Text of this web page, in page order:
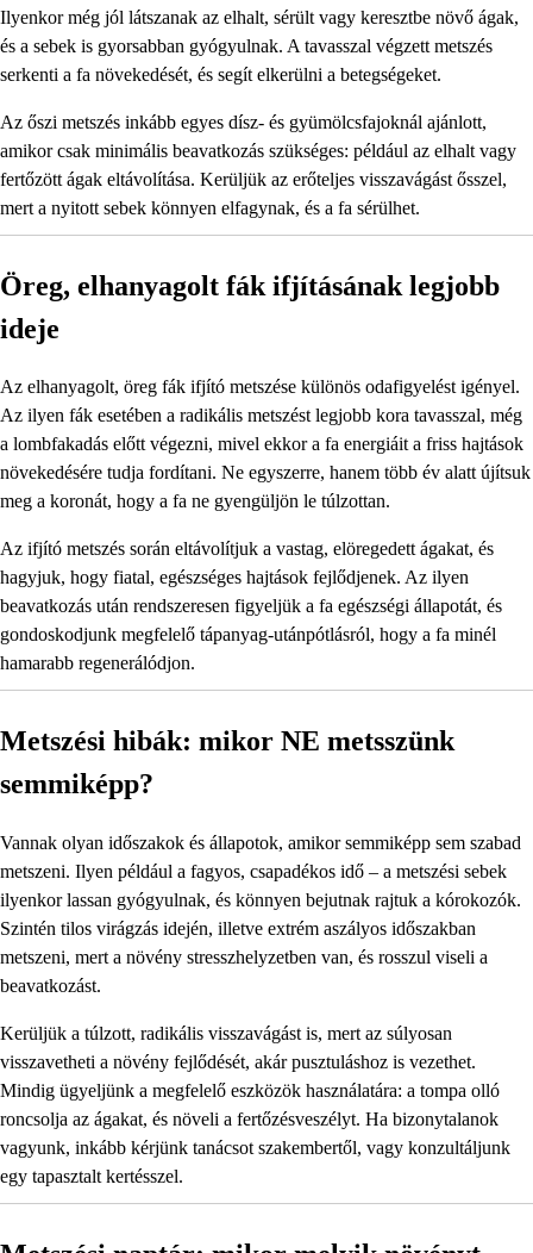
Ilyenkor még jól látszanak az elhalt, sérült vagy keresztbe növő ágak,
és a sebek is gyorsabban gyógyulnak. A tavasszal végzett metszés
serkenti a fa növekedését, és segít elkerülni a betegségeket.
Az őszi metszés inkább egyes dísz- és gyümölcsfajoknál ajánlott,
amikor csak minimális beavatkozás szükséges: például az elhalt vagy
fertőzött ágak eltávolítása. Kerüljük az erőteljes visszavágást ősszel,
mert a nyitott sebek könnyen elfagynak, és a fa sérülhet.
Öreg, elhanyagolt fák ifjításának legjobb
ideje
Az elhanyagolt, öreg fák ifjító metszése különös odafigyelést igényel.
Az ilyen fák esetében a radikális metszést legjobb kora tavasszal, még
a lombfakadás előtt végezni, mivel ekkor a fa energiáit a friss hajtások
növekedésére tudja fordítani. Ne egyszerre, hanem több év alatt újítsuk
meg a koronát, hogy a fa ne gyengüljön le túlzottan.
Az ifjító metszés során eltávolítjuk a vastag, elöregedett ágakat, és
hagyjuk, hogy fiatal, egészséges hajtások fejlődjenek. Az ilyen
beavatkozás után rendszeresen figyeljük a fa egészségi állapotát, és
gondoskodjunk megfelelő tápanyag-utánpótlásról, hogy a fa minél
hamarabb regenerálódjon.
Metszési hibák: mikor NE metsszünk
semmiképp?
Vannak olyan időszakok és állapotok, amikor semmiképp sem szabad
metszeni. Ilyen például a fagyos, csapadékos idő – a metszési sebek
ilyenkor lassan gyógyulnak, és könnyen bejutnak rajtuk a kórokozók.
Szintén tilos virágzás idején, illetve extrém aszályos időszakban
metszeni, mert a növény stresszhelyzetben van, és rosszul viseli a
beavatkozást.
Kerüljük a túlzott, radikális visszavágást is, mert az súlyosan
visszavetheti a növény fejlődését, akár pusztuláshoz is vezethet.
Mindig ügyeljünk a megfelelő eszközök használatára: a tompa olló
roncsolja az ágakat, és növeli a fertőzésveszélyt. Ha bizonytalanok
vagyunk, inkább kérjünk tanácsot szakembertől, vagy konzultáljunk
egy tapasztalt kertésszel.